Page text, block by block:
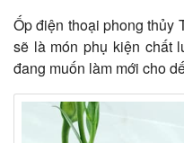
Ốp điện thoại phong thủy
sẽ là món phụ kiện chất
đang muốn làm mới cho